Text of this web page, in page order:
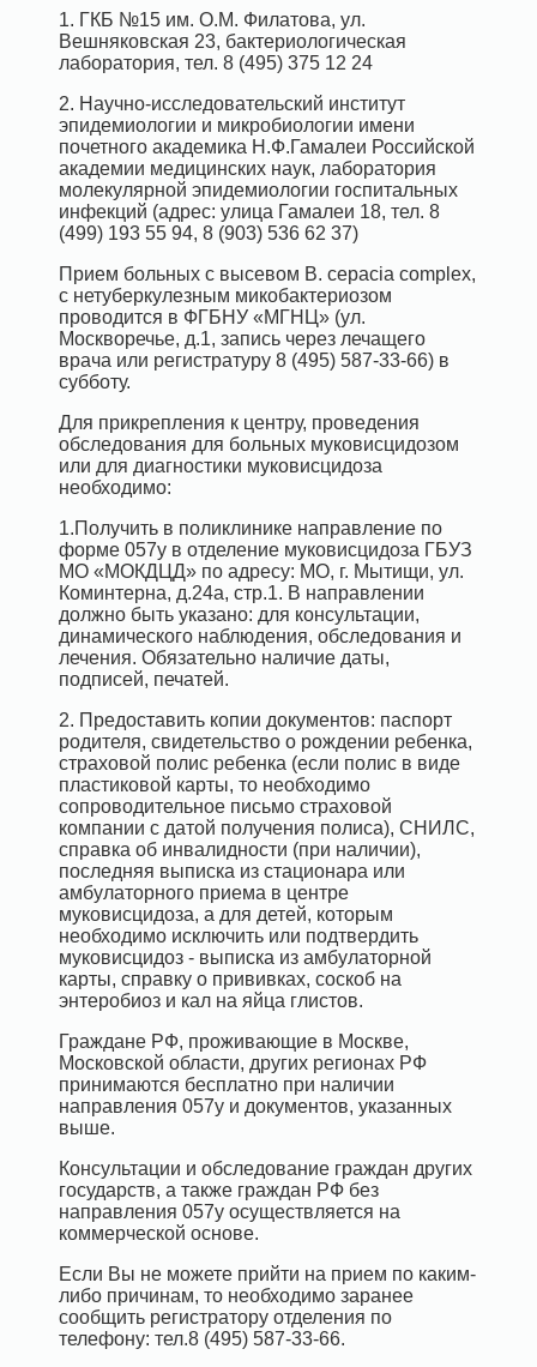
1. ГКБ №15 им. О.М. Филатова, ул.
Вешняковская 23, бактериологическая
лаборатория, тел. 8 (495) 375 12 24
2. Научно-исследовательский институт
эпидемиологии и микробиологии имени
почетного академика Н.Ф.Гамалеи Российской
академии медицинских наук, лаборатория
молекулярной эпидемиологии госпитальных
инфекций (адрес: улица Гамалеи 18, тел. 8
(499) 193 55 94, 8 (903) 536 62 37)
Прием больных с высевом B. cepacia сomplex,
с нетуберкулезным микобактериозом
проводится в ФГБНУ «МГНЦ» (ул.
Москворечье, д.1, запись через лечащего
врача или регистратуру 8 (495) 587-33-66) в
субботу.
Для прикрепления к центру, проведения
обследования для больных муковисцидозом
или для диагностики муковисцидоза
необходимо:
1.Получить в поликлинике направление по
форме 057у в отделение муковисцидоза ГБУЗ
МО «МОКДЦД» по адресу: МО, г. Мытищи, ул.
Коминтерна, д.24а, стр.1. В направлении
должно быть указано: для консультации,
динамического наблюдения, обследования и
лечения. Обязательно наличие даты,
подписей, печатей.
2. Предоставить копии документов: паспорт
родителя, свидетельство о рождении ребенка,
страховой полис ребенка (если полис в виде
пластиковой карты, то необходимо
сопроводительное письмо страховой
компании с датой получения полиса), СНИЛС,
справка об инвалидности (при наличии),
последняя выписка из стационара или
амбулаторного приема в центре
муковисцидоза, а для детей, которым
необходимо исключить или подтвердить
муковисцидоз - выписка из амбулаторной
карты, справку о прививках, соскоб на
энтеробиоз и кал на яйца глистов.
Граждане РФ, проживающие в Москве,
Московской области, других регионах РФ
принимаются бесплатно при наличии
направления 057у и документов, указанных
выше.
Консультации и обследование граждан других
государств, а также граждан РФ без
направления 057у осуществляется на
коммерческой основе.
Если Вы не можете прийти на прием по каким-
либо причинам, то необходимо заранее
сообщить регистратору отделения по
телефону: тел.8 (495) 587-33-66.